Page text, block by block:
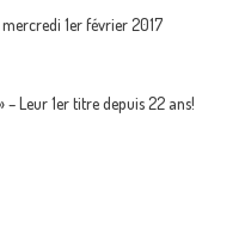
1er février 2017
– Leur 1er titre depuis 22 ans!